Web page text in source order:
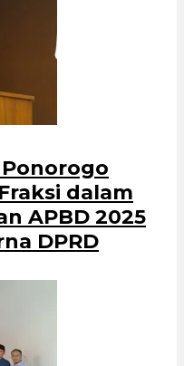
dalam
APBD 2025
DPRD